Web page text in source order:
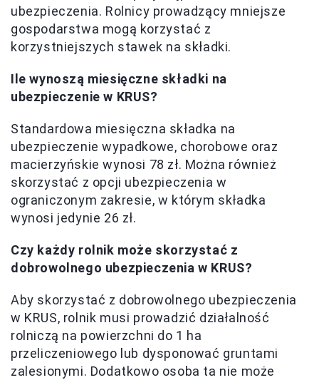
ubezpieczenia. Rolnicy prowadzący mniejsze
gospodarstwa mogą korzystać z
korzystniejszych stawek na składki.
Ile wynoszą miesięczne składki na
ubezpieczenie w KRUS?
Standardowa miesięczna składka na
ubezpieczenie wypadkowe, chorobowe oraz
macierzyńskie wynosi 78 zł. Można również
skorzystać z opcji ubezpieczenia w
ograniczonym zakresie, w którym składka
wynosi jedynie 26 zł.
Czy każdy rolnik może skorzystać z
dobrowolnego ubezpieczenia w KRUS?
Aby skorzystać z dobrowolnego ubezpieczenia
w KRUS, rolnik musi prowadzić działalność
rolniczą na powierzchni do 1 ha
przeliczeniowego lub dysponować gruntami
zalesionymi. Dodatkowo osoba ta nie może